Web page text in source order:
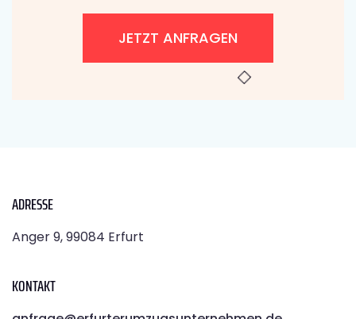
JETZT ANFRAGEN
ADRESSE
Anger 9, 99084 Erfurt
KONTAKT